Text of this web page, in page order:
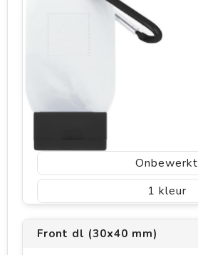
Onbewerkt
1
Front dl (30x40 mm)